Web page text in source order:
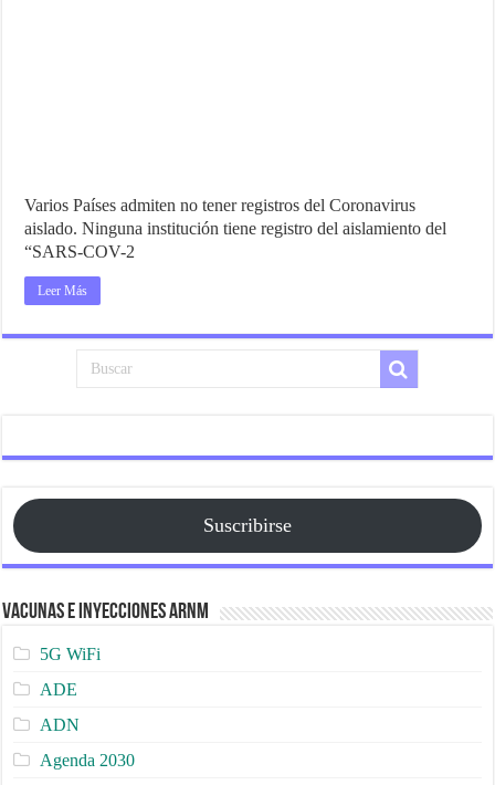
Varios Países admiten no tener registros del Coronavirus
aislado. Ninguna institución tiene registro del aislamiento del
“SARS-COV-2
Leer Más
Suscribirse
Vacunas e Inyecciones ARNm
5G WiFi
ADE
ADN
Agenda 2030